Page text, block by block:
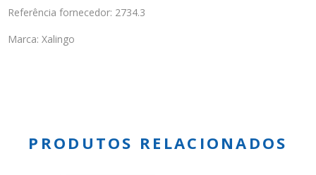
Referência fornecedor: 2734.3
Marca: Xalingo
PRODUTOS RELACIONADOS